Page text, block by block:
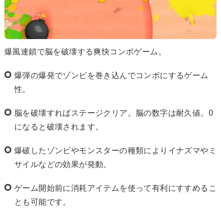
爆風連鎖で脳を破壊する爽快コンボゲーム。
爆弾の爆発でゾンビを巻き込んでコンボにするゲーム
性。
脳を破壊すればステージクリア。脳の数字は耐久値。0
になると破壊されます。
爆破したゾンビやモンスターの種類によりイナズマやミ
サイルなどの効果が発動。
ゲーム開始前に消耗アイテムを使って有利にすすめるこ
とも可能です。